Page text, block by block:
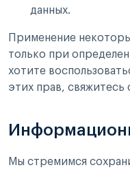
данных.
Применение
только при
хотите
этих прав, свяжитесь
Мы стремимся